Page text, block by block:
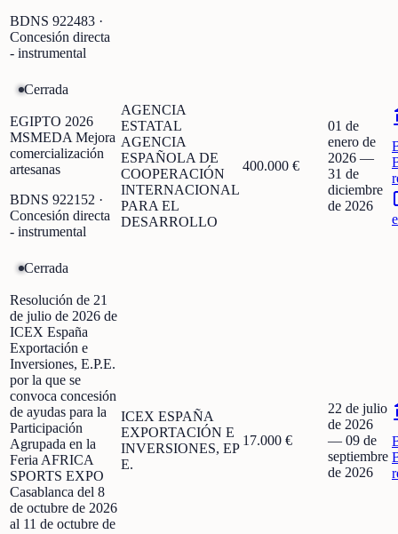
BDNS 922483 ·
Concesión directa
- instrumental
Cerrada
EGIPTO 2026
MSMEDA Mejora
comercialización
artesanas
BDNS 922152 ·
Concesión directa
- instrumental
AGENCIA
ESTATAL
AGENCIA
ESPAÑOLA DE
COOPERACIÓN
INTERNACIONAL
PARA EL
DESARROLLO
400.000 €
01 de
enero de
2026 —
31 de
diciembre
de 2026
Cerrada
Resolución de 21
de julio de 2026 de
ICEX España
Exportación e
Inversiones, E.P.E.
por la que se
convoca concesión
de ayudas para la
Participación
Agrupada en la
Feria AFRICA
SPORTS EXPO
Casablanca del 8
de octubre de 2026
al 11 de octubre de
ICEX ESPAÑA
EXPORTACIÓN E
INVERSIONES, EP
E.
17.000 €
22 de julio
de 2026
— 09 de
septiembre
de 2026